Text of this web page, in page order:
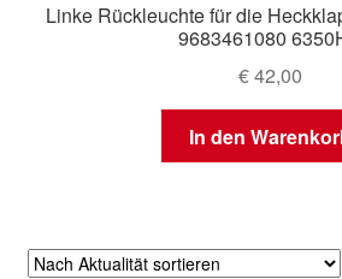
Linke Rückleuchte für die
9683461080
€42,00
In den